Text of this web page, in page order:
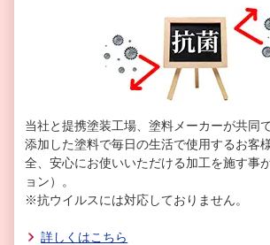
当社と提携塗装工場、塗料メーカーが共同
添加した塗料で毎日の生活で使用するお客
全、安心にお使いいただける加工を施す事
ョン）。
※抗ウイルスには対応しておりません。
詳しくはこちら